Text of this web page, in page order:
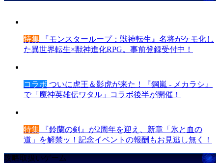
特集 『モンスターループ：獣神転生』名将がケモ化し
た異世界転生×獣神進化RPG。事前登録受付中！
コラボ ついに虎王＆影虎が来た！『鋼嵐 - メカラシ』
で「魔神英雄伝ワタル」コラボ後半が開催！
特集 『鈴蘭の剣』が2周年を迎え、新章「氷と血の
道」を解禁ッ！記念イベントの報酬もお見逃し無く！
攻略取扱いゲーム